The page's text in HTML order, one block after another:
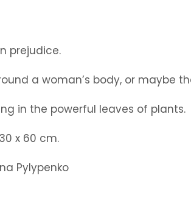
prejudice.
a woman’s body, or maybe
in the powerful leaves of plants.
x 60 cm.
Pylypenko